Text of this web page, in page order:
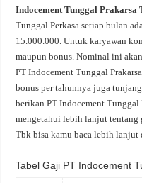
Indocement Tunggal Prakarsa
Tunggal Perkasa setiap bulan
15.000.000. Untuk karyawan
maupun bonus. Nominal ini
PT Indocement Tunggal
bonus per tahunnya juga
berikan PT Indocement
mengetahui lebih lanjut tentang
Tbk bisa kamu baca lebih
Tabel Gaji PT Indocement